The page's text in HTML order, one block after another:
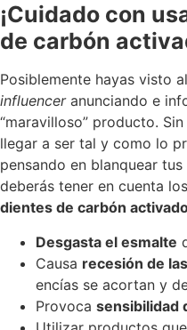
¡Cuidado con
de carbón
Posiblemente hayas visto
influenceranunciando e
“maravilloso” producto.
llegar a ser tal y como lo
pensando en blanquear
deberás tener en cuenta
dientes de carbón
Desgasta el esmalte
Causa recesión de
encías se acortan y
Provoca sensibilidad